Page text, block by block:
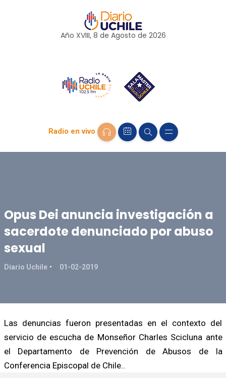
Año XVIII, 8 de Agosto de 2026
Radio en vivo
Opus Dei anuncia investigación a
sacerdote denunciado por abuso
sexual
Diario Uchile 01-02-2019
Las denuncias fueron presentadas en el contexto del
servicio de escucha de Monseñor Charles Scicluna ante
el Departamento de Prevención de Abusos de la
Conferencia Episcopal de Chile..